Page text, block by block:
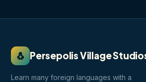
🐧 Persepolis Village
Learn many foreign languages with a